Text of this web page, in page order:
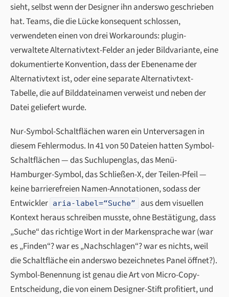
sieht, selbst wenn der Designer ihn anderswo geschrieben
hat. Teams, die die Lücke konsequent schlossen,
verwendeten einen von drei Workarounds: plugin-
verwaltete Alternativtext-Felder an jeder Bildvariante, eine
dokumentierte Konvention, dass der Ebenename der
Alternativtext ist, oder eine separate Alternativtext-
Tabelle, die auf Bilddateinamen verweist und neben der
Datei geliefert wurde.
Nur-Symbol-Schaltflächen waren ein Unterversagen in
diesem Fehlermodus. In 41 von 50 Dateien hatten Symbol-
Schaltflächen — das Suchlupenglas, das Menü-
Hamburger-Symbol, das Schließen-X, der Teilen-Pfeil —
keine barrierefreien Namen-Annotationen, sodass der
Entwickler aria-label=“Suche”
aus dem visuellen
Kontext heraus schreiben musste, ohne Bestätigung, dass
„Suche“ das richtige Wort in der Markensprache war (war
es „Finden“? war es „Nachschlagen“? war es nichts, weil
die Schaltfläche ein anderswo bezeichnetes Panel öffnet?).
Symbol-Benennung ist genau die Art von Micro-Copy-
Entscheidung, die von einem Designer-Stift profitiert, und